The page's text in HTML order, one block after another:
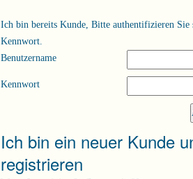
Ich bin bereits Kunde, Bitte authentifizieren Sie
Kennwort.
Benutzername
Kennwort
Ich bin ein neuer Kunde
registrieren